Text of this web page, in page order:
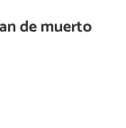
de muerto